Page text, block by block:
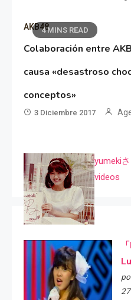
4 MINS READ
AKB48
Colaboración entre
causa «desastroso
conceptos»
3 Diciembre 2017
yumeki
videos